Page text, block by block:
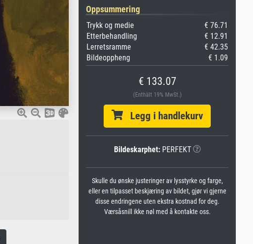
Oppsummering
Trykk og medie
€ 76.71
Etterbehandling
€ 12.91
Lerretsramme
€ 42.35
Bildeoppheng
€ 1.09
€ 133.07
(Enthält 19% MwSt.)
Legg i handlekurv
Bildeskarphet:PERFEKT
Skulle du ønske justeringer av lysstyrke og farge,
eller en tilpasset beskjæring av bildet, gjør vi gjerne
disse endringene uten ekstra kostnad for deg.
Værsåsnill ikke nøl med å kontakte oss.